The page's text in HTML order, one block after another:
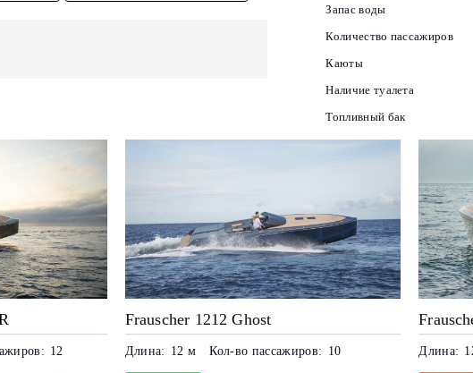
Запас воды
Количество пассажиров
Каюты
Наличие туалета
Топливный бак
12
Frauscher 1212 Ghost
Длина: 12 м Кол-во пассажиров: 10 Длина: